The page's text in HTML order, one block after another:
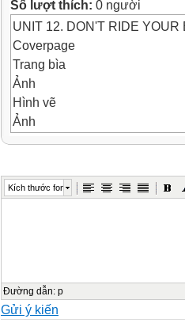
Số lượt thích: 0 người
UNIT 12. DON'T RIDE YOUR
Coverpage
Trang bìa
Ảnh
Hình vẽ
Ảnh
WARM-UP
Objectives
respond to concerns about
...! OK, I won’t.
Kích thước font
Đường dẫn: p
Gửi ý kiến